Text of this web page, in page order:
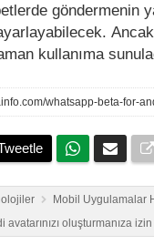
göndermenin
kullanıma
whatsapp-beta-for-
Mobil Uygulamalar
avatarınızı oluşturmanıza